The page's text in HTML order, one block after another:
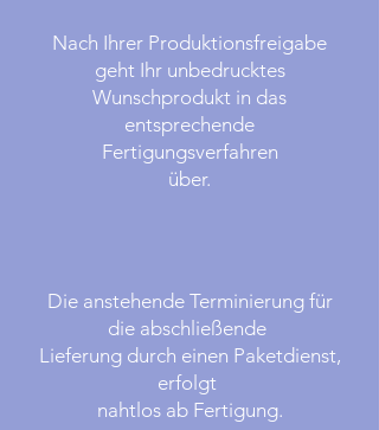
Nach Ihrer Produktionsfreigabe
geht Ihr unbedrucktes
Wunschprodukt in das
entsprechende
Fertigungsverfahren
über.
Die anstehende Terminierung für
die abschließende
Lieferung durch einen Paketdienst,
erfolgt
nahtlos ab Fertigung.